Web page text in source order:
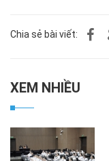
Chia sẻ bài viết:
XEM NHIỀU